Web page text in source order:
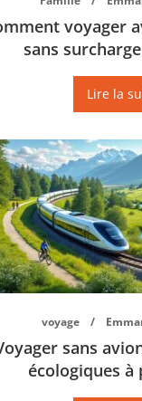
voyager
sans
Lire la
voyage
sans
écologiques